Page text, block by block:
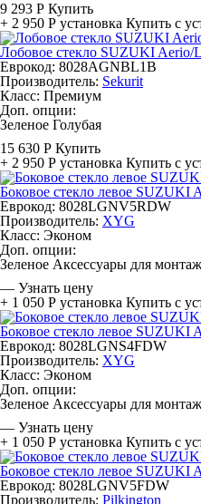
9 293 Р Купить
+ 2 950 Р установка Купить с
Лобовое стекло SUZUKI Aerio/
Еврокод: 8028AGNBL1B
Производитель: Sekurit
Класс: Премиум
Доп. опции:
Зеленое Голубая
15 630 Р Купить
+ 2 950 Р установка Купить с
Боковое стекло левое SUZUKI
Еврокод: 8028LGNV5RDW
Производитель: XYG
Класс: Эконом
Доп. опции:
Зеленое Аксессуары для
— Узнать цену
+ 1 050 Р установка Купить с
Боковое стекло левое SUZUKI
Еврокод: 8028LGNS4FDW
Производитель: XYG
Класс: Эконом
Доп. опции:
Зеленое Аксессуары для
— Узнать цену
+ 1 050 Р установка Купить с
Боковое стекло левое SUZUKI
Еврокод: 8028LGNV5FDW
Производитель: Pilkington